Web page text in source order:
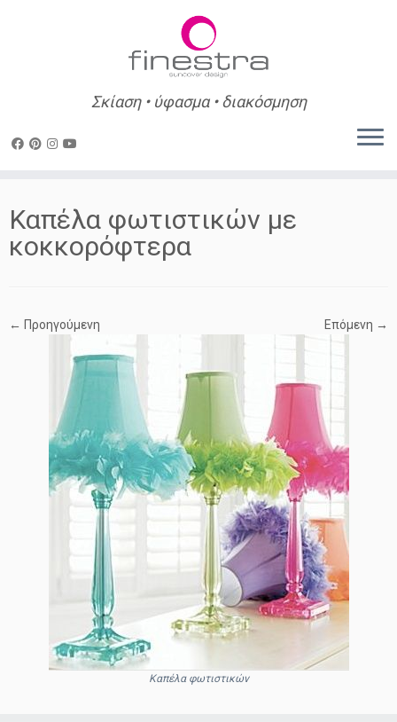
content
Σκίαση • ύφασμα • διακόσμηση
Καπέλα φωτιστικών με
κοκκορόφτερα
← Προηγούμενη Επόμενη →
Καπέλα φωτιστικών